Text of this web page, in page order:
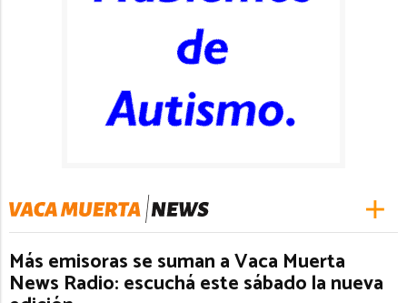
Más emisoras se suman a Vaca Muerta
News Radio: escuchá este sábado la nueva